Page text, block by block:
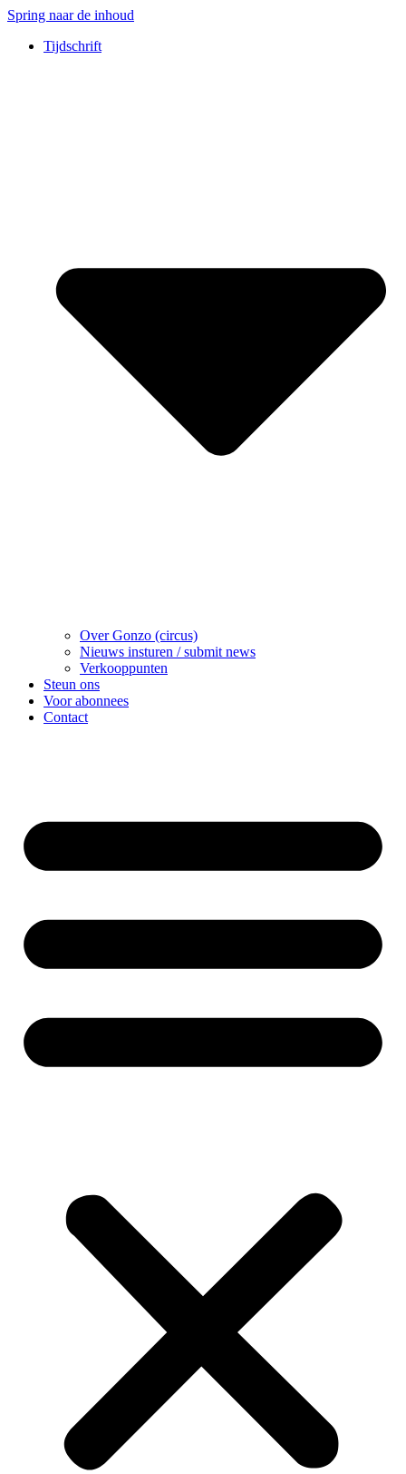
Spring naar de inhoud
Tijdschrift
Over Gonzo (circus)
Nieuws insturen / submit news
Verkooppunten
Steun ons
Voor abonnees
Contact